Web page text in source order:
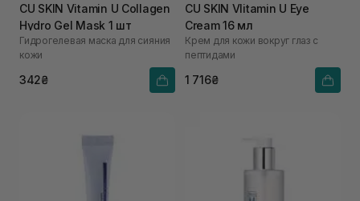
CU SKIN Vitamin U Collagen
Hydro Gel Mask 1 шт
Гидрогелевая маска для сияния
кожи
342₴
CU SKIN VIitamin U Eye
Cream 16 мл
Крем для кожи вокруг глаз с
пептидами
1 716₴